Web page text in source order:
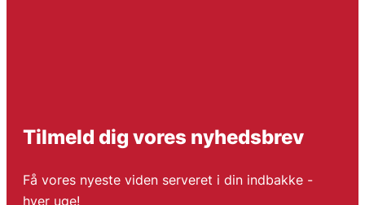
Tilmeld dig vores nyhedsbrev
Få vores nyeste viden serveret i din indbakke -
hver uge!